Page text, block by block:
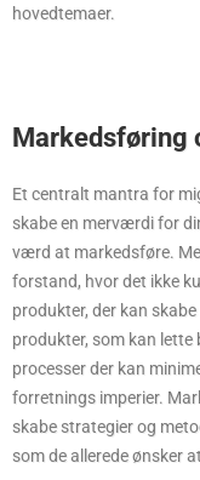
hovedtemaer.
Markedsføring
Et centralt mantra for
skabe en merværdi for
værd at markedsføre.
forstand, hvor det ikke
produkter, der kan
produkter, som kan
processer der kan
forretnings imperier.
skabe strategier og
som de allerede ønsker